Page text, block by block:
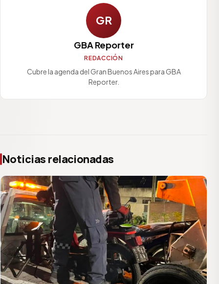
GR
GBA Reporter
REDACCIÓN
Cubre la agenda del Gran Buenos Aires para GBA
Reporter.
Noticias relacionadas